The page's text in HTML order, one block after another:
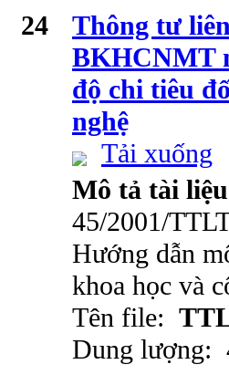
24
Thông tư
BKHCNMT
độ chi tiêu
nghệ
Tải xuống
Mô tả tài liệu
45/2001/
Hướng dẫn
khoa học và
Tên file:
Dung